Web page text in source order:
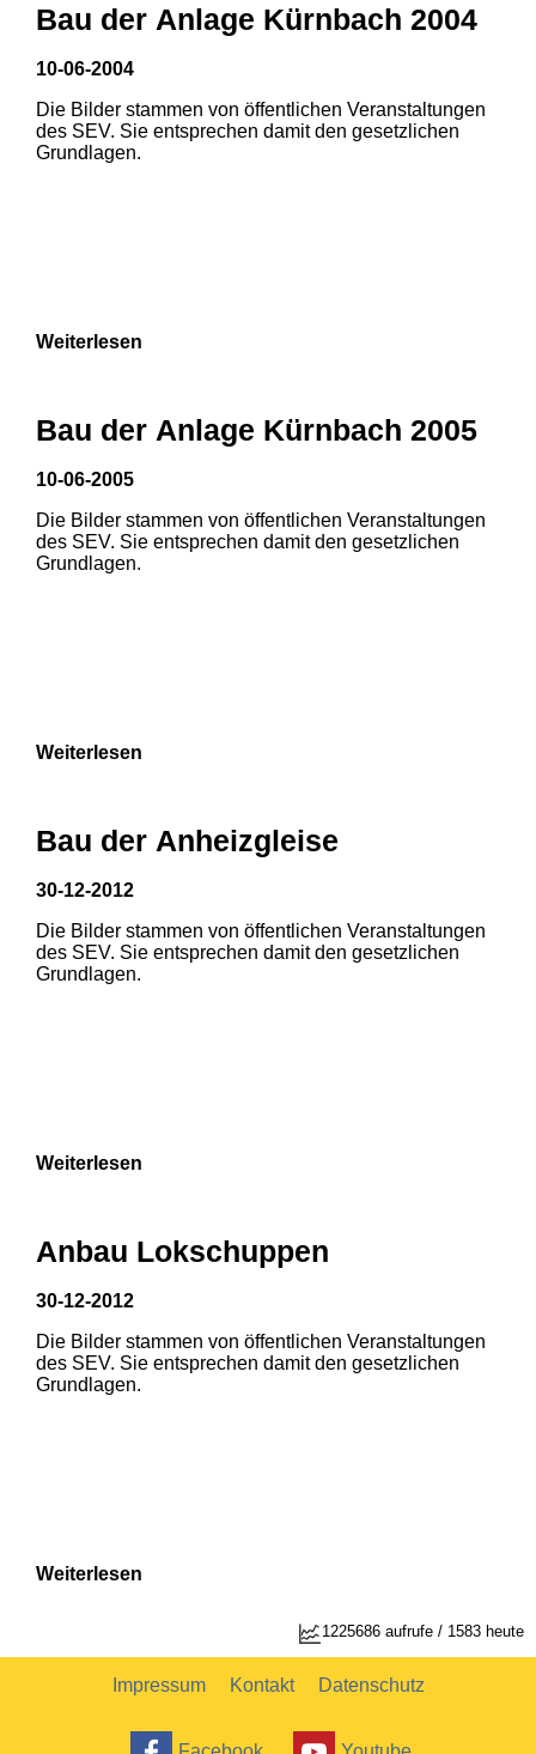
3 4 5
9
1 2
2
Bau der Anlage Kürnbach 2004
10-06-2004
Die Bilder stammen von öffentlichen Veranstaltungen
des SEV. Sie entsprechen damit den gesetzlichen
Grundlagen.
Weiterlesen
Bau der Anlage Kürnbach 2005
10-06-2005
Die Bilder stammen von öffentlichen Veranstaltungen
des SEV. Sie entsprechen damit den gesetzlichen
Grundlagen.
Weiterlesen
Bau der Anheizgleise
30-12-2012
Die Bilder stammen von öffentlichen Veranstaltungen
des SEV. Sie entsprechen damit den gesetzlichen
Grundlagen.
Weiterlesen
Anbau Lokschuppen
30-12-2012
Die Bilder stammen von öffentlichen Veranstaltungen
des SEV. Sie entsprechen damit den gesetzlichen
Grundlagen.
Weiterlesen
1225686 aufrufe / 1583 heute
Impressum Kontakt Datenschutz